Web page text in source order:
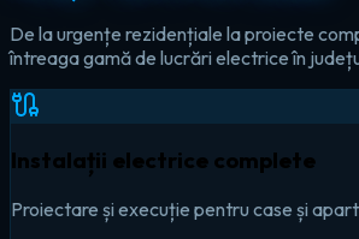
De la urgențe rezidențiale la proiecte
întreaga gamă de lucrări electrice în
Instalații electrice complete
Proiectare și execuție pentru case și